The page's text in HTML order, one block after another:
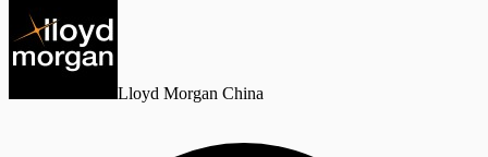
Lloyd Morgan China